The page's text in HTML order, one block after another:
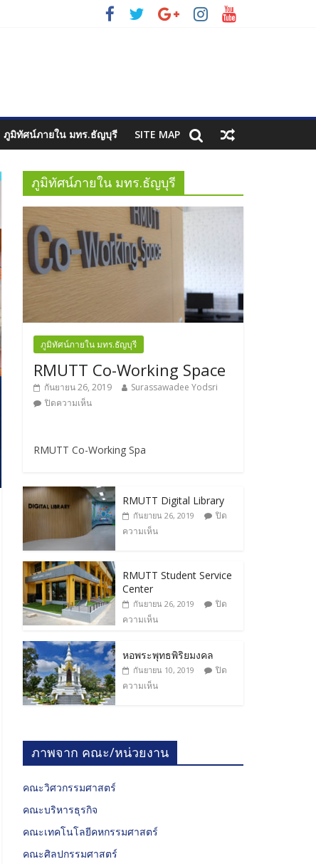
ภูมิทัศน์ภายใน มทร.ธัญบุรี SITE MAP
ภูมิทัศน์ภายใน มทร.ธัญบุรี
ภูมิทัศน์ภายใน มทร.ธัญบุรี
RMUTT Co-Working Space
กันยายน 26, 2019
Surassawadee Yodsri
ปิดความเห็น
RMUTT Co-Working Spa
RMUTT Digital Library
กันยายน 26, 2019
ปิด
ความเห็น
RMUTT Student Service
Center
กันยายน 26, 2019
ปิด
ความเห็น
หอพระพุทธพิริยมงคล
กันยายน 10, 2019
ปิด
ความเห็น
ภาพจาก คณะ/หน่วยงาน
คณะวิศวกรรมศาสตร์
คณะบริหารธุรกิจ
คณะเทคโนโลยีคหกรรมศาสตร์
คณะศิลปกรรมศาสตร์